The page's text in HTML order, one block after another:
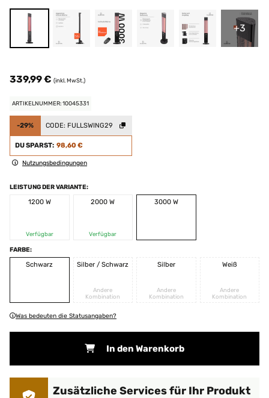
+3
339,99 € (inkl. MwSt.)
ARTIKELNUMMER: 10045331
-29% CODE: FULLSWING29
DU SPARST: 98,60 €
Nutzungsbedingungen
LEISTUNG DER VARIANTE:
1200 W
Verfügbar
2000 W
Verfügbar
3000 W
FARBE:
Schwarz
Silber / Schwarz
Andere
Kombination
Silber
Andere
Kombination
Weiß
Andere
Kombination
Was bedeuten die Statusangaben?
In den Warenkorb
Zusätzliche Services für Ihr Produkt